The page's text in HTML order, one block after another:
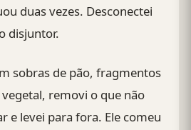
duas vezes. Desconectei
disjuntor.
sobras de pão, fragmentos
removi o que não
e levei para fora. Ele comeu